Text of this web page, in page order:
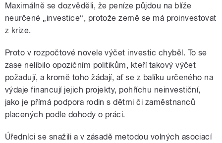
Maximálně se dozvěděli, že peníze půjdou na blíže
neurčené „investice“, protože země se má proinvestovat
z krize.
Proto v rozpočtové novele výčet investic chyběl. To se
zase nelíbilo opozičním politikům, kteří takový výčet
požadují, a kromě toho žádají, ať se z balíku určeného na
výdaje financují jejich projekty, pohříchu neinvestiční,
jako je přímá podpora rodin s dětmi či zaměstnanců
placených podle dohody o práci.
Úředníci se snažili a v zásadě metodou volných asociací